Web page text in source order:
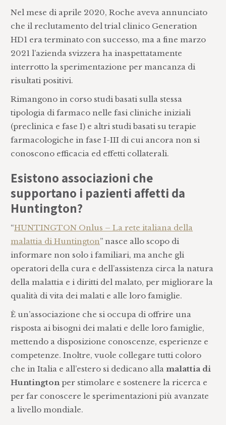
Nel mese di aprile 2020, Roche aveva annunciato
che il reclutamento del trial clinico Generation
HD1 era terminato con successo, ma a fine marzo
2021 l’azienda svizzera ha inaspettatamente
interrotto la sperimentazione per mancanza di
risultati positivi.
Rimangono in corso studi basati sulla stessa
tipologia di farmaco nelle fasi cliniche iniziali
(preclinica e fase I) e altri studi basati su terapie
farmacologiche in fase I-III di cui ancora non si
conoscono efficacia ed effetti collaterali.
Esistono associazioni che
supportano i pazienti affetti da
Huntington?
“HUNTINGTON Onlus – La rete italiana della
malattia di Huntington” nasce allo scopo di
informare non solo i familiari, ma anche gli
operatori della cura e dell’assistenza circa la natura
della malattia e i diritti del malato, per migliorare la
qualità di vita dei malati e alle loro famiglie.
È un’associazione che si occupa di offrire una
risposta ai bisogni dei malati e delle loro famiglie,
mettendo a disposizione conoscenze, esperienze e
competenze. Inoltre, vuole collegare tutti coloro
che in Italia e all’estero si dedicano allamalattia di
Huntingtonper stimolare e sostenere la ricerca e
per far conoscere le sperimentazioni più avanzate
a livello mondiale.